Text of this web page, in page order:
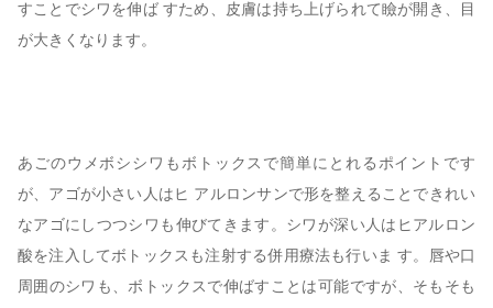
すことでシワを伸ば すため、皮膚は持ち上げられて瞼が開き、目
が大きくなります。
あごのウメボシシワもボトックスで簡単にとれるポイントです
が、アゴが小さい人はヒ アルロンサンで形を整えることできれい
なアゴにしつつシワも伸びてきます。シワが深い人はヒアルロン
酸を注入してボトックスも注射する併用療法も行いま す。唇や口
周囲のシワも、ボトックスで伸ばすことは可能ですが、そもそも